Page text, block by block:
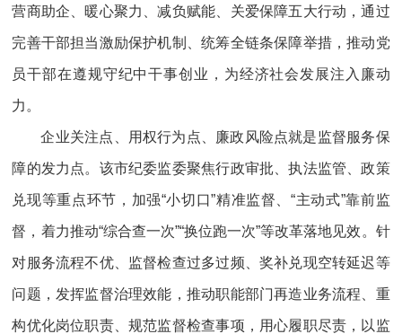
营商助企、暖心聚力、减负赋能、关爱保障五大行动，通过
完善干部担当激励保护机制、统筹全链条保障举措，推动党
员干部在遵规守纪中干事创业，为经济社会发展注入廉动
力。
企业关注点、用权行为点、廉政风险点就是监督服务保
障的发力点。该市纪委监委聚焦行政审批、执法监管、政策
兑现等重点环节，加强“小切口”精准监督、“主动式”靠前监
督，着力推动“综合查一次”“换位跑一次”等改革落地见效。针
对服务流程不优、监督检查过多过频、奖补兑现空转延迟等
问题，发挥监督治理效能，推动职能部门再造业务流程、重
构优化岗位职责、规范监督检查事项，用心履职尽责，以监